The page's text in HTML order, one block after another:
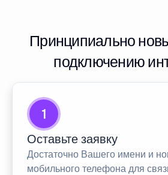
Принципиально
подключению
1
Оставьте заявку
Достаточно Вашего имени и
мобильного телефона для